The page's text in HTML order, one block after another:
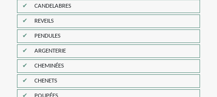
CANDELABRES
REVEILS
PENDULES
ARGENTERIE
CHEMINÉES
CHENETS